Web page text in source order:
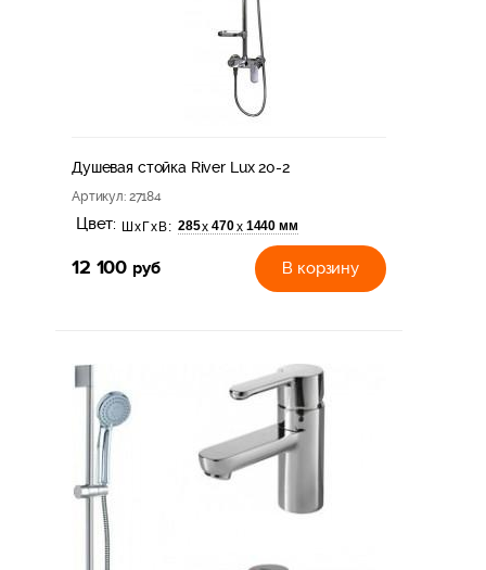
Душевая стойка River Lux 20-2
Артикул: 27184
Цвет: ШхГхВ: 285х 470х 1440 мм
12 100 руб В корзину